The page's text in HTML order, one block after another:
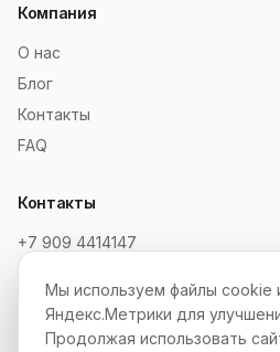
Компания
О нас
Блог
Контакты
FAQ
Контакты
+7 909 4414147
Telegram: @SokSaitov_bot
Пн–Пт, 10:00–19:00
Мы используем файлы cookie
Яндекс.Метрики для
Продолжая использовать